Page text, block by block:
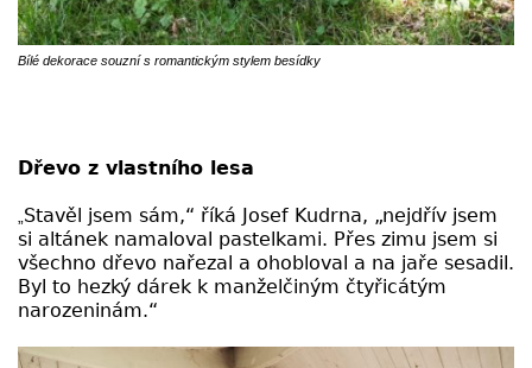
Bílé dekorace souzní s romantickým stylem besídky
Dřevo z vlastního lesa
Stavěl jsem sám,“ říká Josef Kudrna, „nejdřív jsem
si altánek namaloval pastelkami. Přes zimu jsem si
všechno dřevo nařezal a ohobloval a na jaře sesadil.
Byl to hezký dárek k manželčiným čtyřicátým
narozeninám.“